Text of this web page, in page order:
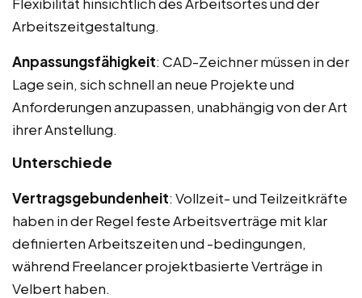
Arbeitszeitgestaltung.
Anpassungsfähigkeit: CAD-Zeichner müssen in der
Lage sein, sich schnell an neue Projekte und
Anforderungen anzupassen, unabhängig von der Art
ihrer Anstellung.
Unterschiede
Vertragsgebundenheit: Vollzeit- und Teilzeitkräfte
haben in der Regel feste Arbeitsverträge mit klar
definierten Arbeitszeiten und -bedingungen,
während Freelancer projektbasierte Verträge in
Velbert haben.